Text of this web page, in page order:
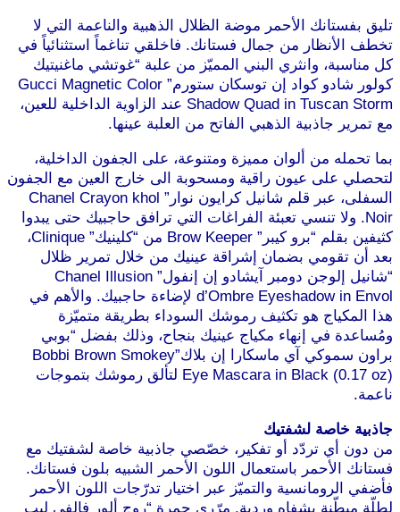
تليق بفستانك الأحمر موضة الظلال الذهبية والناعمة التي لا
تخطف الأنظار من جمال فستانك. فاخلقي تناغماً استثنائياً في
كل مناسبة، وانثري البني المميّز من علبة “غوتشي ماغنيتيك
كولور شادو كواد إن توسكان ستورم” Gucci Magnetic Color
Shadow Quad in Tuscan Storm عند الزاوية الداخلية للعين،
مع تمرير جاذبية الذهبي الفاتح من العلبة عينها.
بما تحمله من ألوان مميزة ومتنوعة، على الجفون الداخلية،
لتحصلي على عيون راقية ومسحوبة الى خارج العين مع الجفون
السفلى، عبر قلم شانيل كرايون نوار” Chanel Crayon khol
Noir. ولا تنسي تعبئة الفراغات التي ترافق حاجبيك حتى يبدوا
كثيفين بقلم “برو كيبر” Brow Keeper من “كلينيك” Clinique،
بعد أن تقومي بضمان إشراقة عينيك من خلال تمرير ظلال
“شانيل إلوجن دومبر آيشادو إن إنفول” Chanel Illusion
d’Ombre Eyeshadow in Envol لإضاءة حاجبيك. والأهم في
هذا المكياج هو تكثيف رموشك السوداء بطريقة متميّزة
ومُساعدة في إنهاء مكياج عينيك بنجاح، وذلك بفضل “بوبي
براون سموكي آي ماسكارا إن بلاك”Bobbi Brown Smokey
Eye Mascara in Black (0.17 oz) لتألق رموشك بتموجات
ناعمة.
جاذبية خاصة لشفتيك
من دون أي تردّد أو تفكير، خصّصي جاذبية خاصة لشفتيك مع
فستانك الأحمر باستعمال اللون الأحمر الشبيه بلون فستانك.
فأضفي الرومانسية والتميّز عبر اختيار تدرّجات اللون الأحمر
لطلّة مبطّنة بشفاه وردية. مرّري حمرة “روج ألور فالفي ليب